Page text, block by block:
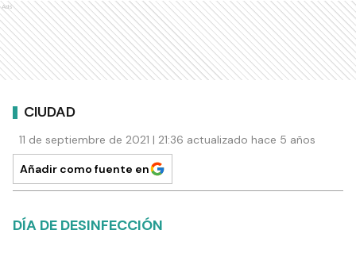
Ads
CIUDAD
11 de septiembre de 2021 | 21:36 actualizado hace 5 años
Añadir como fuente en
DÍA DE DESINFECCIÓN